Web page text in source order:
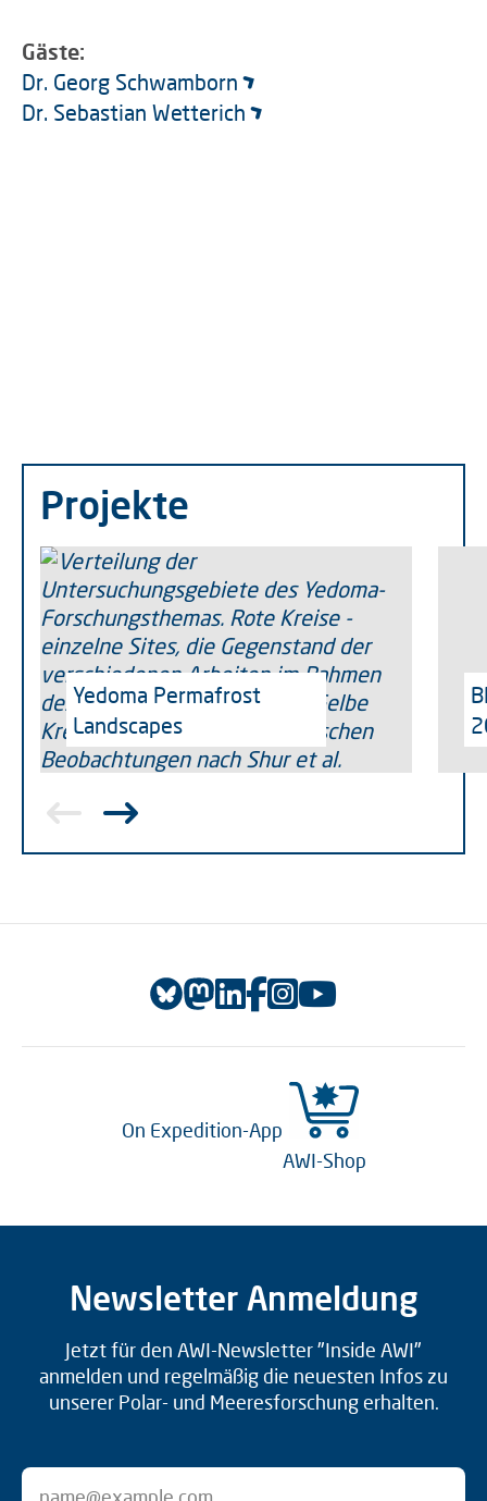
Gäste:
Dr. Georg Schwamborn
Dr. Sebastian Wetterich
Projekte
Yedoma Permafrost
Landscapes
On Expedition-App
AWI-Shop
Newsletter Anmeldung
Jetzt für den AWI-Newsletter "Inside AWI"
anmelden und regelmäßig die neuesten Infos zu
unserer Polar- und Meeresforschung erhalten.